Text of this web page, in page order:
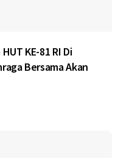
KE-81 RI Di
Bersama Akan